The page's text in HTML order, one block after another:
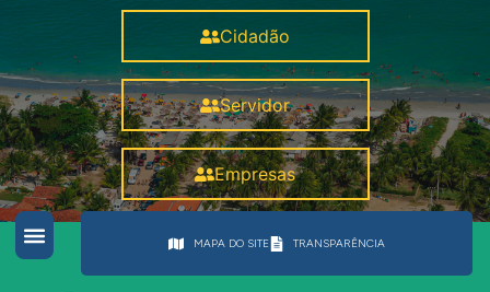
Cidadão
Servidor
Empresas
MAPA DO SITE TRANSPARÊNCIA